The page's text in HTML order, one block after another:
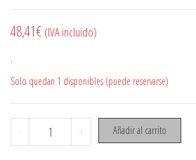
48,41€ (IVA incluido)
.
Solo quedan 1 disponibles (puede reservarse)
- Amortiguador delantero vespa
+ Añadir al carrito